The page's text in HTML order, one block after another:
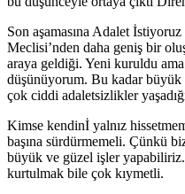
Son aşamasına Adalet
Meclisi’nden daha geniş bir
araya geldiği. Yeni kuruldu
düşünüyorum. Bu kadar
çok ciddi adaletsizlikler
Kimse kendinİ yalnız
başına sürdürmemeli. Çünkü
büyük ve güzel işler
kurtulmak bile çok kıymetli.